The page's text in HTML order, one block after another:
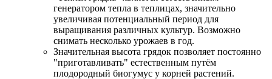
генератором тепла в теплицах, значительно
увеличивая потенциальный период для
выращивания различных культур. Возможно
снимать несколько урожаев в год.
Значительная высота грядок позволяет постоянно
"приготавливать" естественным путём
плодородный биогумус у корней растений.